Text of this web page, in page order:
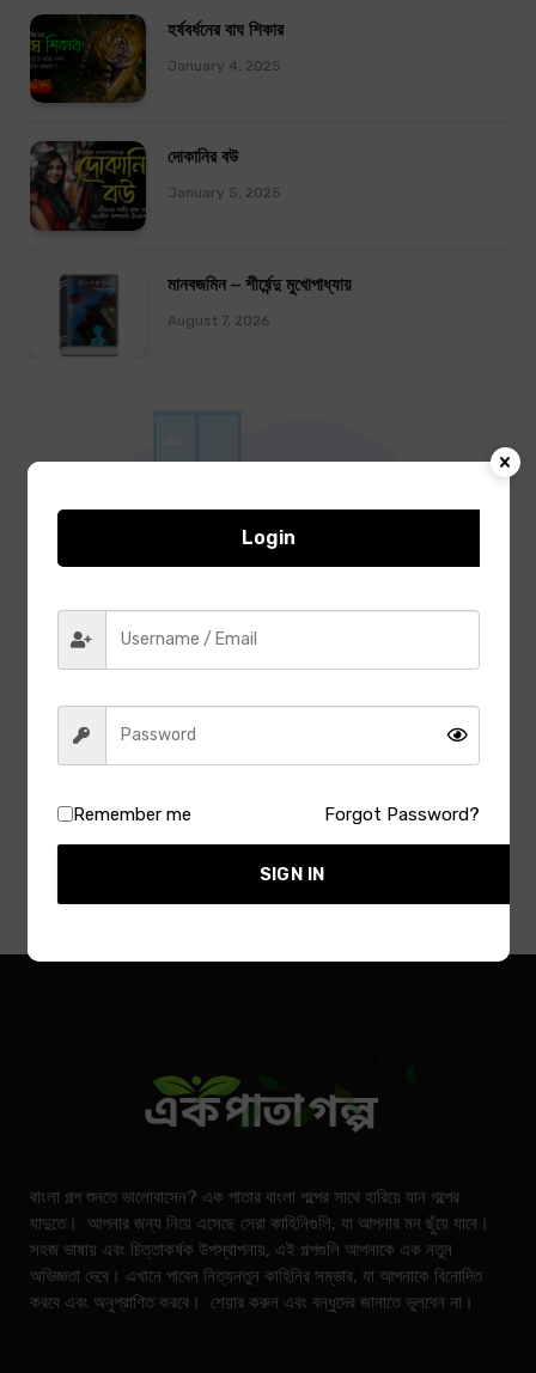
হর্ষবর্ধনের বাঘ শিকার
January 4, 2025
দোকানির বউ
January 5, 2025
মানবজমিন – শীর্ষেন্দু মুখোপাধ্যায়
August 7, 2026
Latest Reviews
বাংলা গল্প শুনতে ভালোবাসেন? এক পাতার বাংলা গল্পের সাথে হারিয়ে যান গল্পের
যাদুতে। আপনার জন্য নিয়ে এসেছে সেরা কাহিনিগুলি, যা আপনার মন ছুঁয়ে যাবে।
সহজ ভাষায় এবং চিত্তাকর্ষক উপস্থাপনায়, এই গল্পগুলি আপনাকে এক নতুন
অভিজ্ঞতা দেবে। এখানে পাবেন নিত্যনতুন কাহিনির সম্ভার, যা আপনাকে বিনোদিত
করবে এবং অনুপ্রাণিত করবে। শেয়ার করুন এবং বন্ধুদের জানাতে ভুলবেন না।
Login
Remember me Forgot Password?
SIGN IN